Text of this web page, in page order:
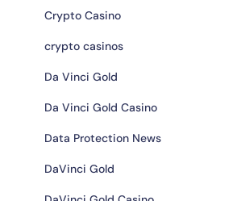
Crypto Casino
crypto casinos
Da Vinci Gold
Da Vinci Gold Casino
Data Protection News
DaVinci Gold